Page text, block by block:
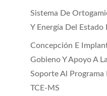
Sistema De
Y Energía Del Estado
Concepción E
Gobieno Y Apoyo A
Soporte Al
TCE-MS